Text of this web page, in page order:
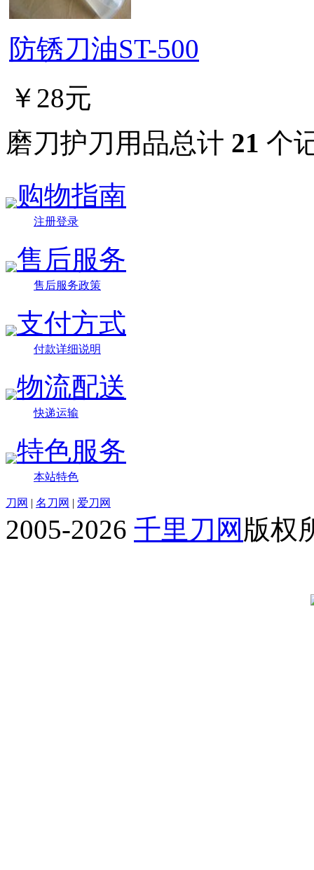
防锈刀油ST-500
￥28元
磨刀护刀用品总计 21 个
购物指南
注册登录
售后服务
售后服务政策
支付方式
付款详细说明
物流配送
快递运输
特色服务
本站特色
刀网 | 名刀网 | 爱刀网
2005-2026 千里刀网 版权